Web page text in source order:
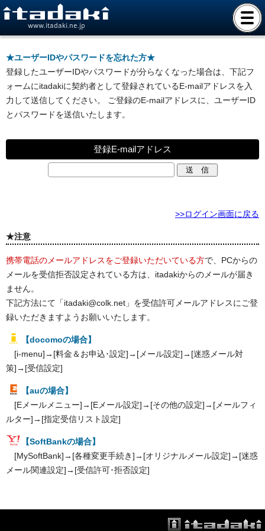
www.itadaki.ne.jp
★ユーザーIDやパスワードを忘れた方★
登録したユーザーIDやパスワードが分らなくなった場合は、下記フ
ォームにitadakiに契約者として登録されているE-mailアドレスを入
力して送信してください。 ご登録のE-mailアドレスに、ユーザーID
とパスワードを送信いたします。
登録E-mailアドレス
>>ログイン画面に戻る
★注意
携帯電話のメールアドレスをご登録いただいている方で、PCからの
メールを受信拒否設定されている方は、itadakiからのメールが届き
ません。
下記方法にて「itadaki@colk.net」を受信許可メールアドレスにご登
録いただきますようお願いいたします。
【docomoの場合】
[i-menu]→[料金＆お申込･設定]→[メール設定]→[迷惑メール対
策]→[受信設定]
【auの場合】
[Eメールメニュー]→[Eメール設定]→[その他の設定]→[メールフィ
ルター]→[指定受信リスト設定]
【SoftBankの場合】
[MySoftBank]→[各種変更手続き]→[オリジナルメール設定]→[迷惑
メール関連設定]→[受信許可･拒否設定]